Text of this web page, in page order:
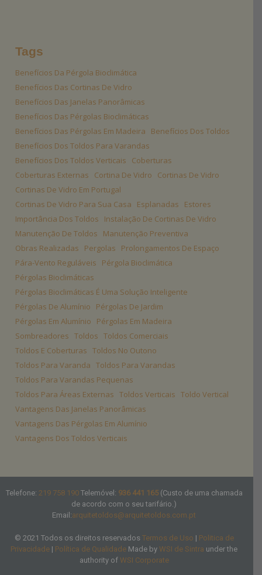
Tags
Benefícios Da Pérgola Bioclimática
Benefícios Das Cortinas De Vidro
Benefícios Das Janelas Panorâmicas
Benefícios Das Pérgolas Bioclimáticas
Benefícios Das Pérgolas Em Madeira
Benefícios Dos Toldos
Benefícios Dos Toldos Para Varandas
Benefícios Dos Toldos Verticais
Coberturas
Coberturas Externas
Cortina De Vidro
Cortinas De Vidro
Cortinas De Vidro Em Portugal
Cortinas De Vidro Para Sua Casa
Esplanadas
Estores
Importância Dos Toldos
Instalação De Cortinas De Vidro
Manutenção De Toldos
Manutenção Preventiva
Obras Realizadas
Pergolas
Prolongamentos De Espaço
Pára-Vento Reguláveis
Pérgola Bioclimática
Pérgolas Bioclimáticas
Pérgolas Bioclimáticas É Uma Solução Inteligente
Pérgolas De Alumínio
Pérgolas De Jardim
Pérgolas Em Alumínio
Pérgolas Em Madeira
Sombreadores Toldos Toldos Comerciais
Toldos E Coberturas Toldos No Outono
Toldos Para Varanda Toldos Para Varandas
Toldos Para Varandas Pequenas
Toldos Para Áreas Externas Toldos Verticais Toldo Vertical
Vantagens Das Janelas Panorâmicas
Vantagens Das Pérgolas Em Alumínio
Vantagens Dos Toldos Verticais
Telefone: 219 758 190Telemóvel: 936 441 165 (Custo de uma chamada
de acordo com o seu tarifário.)
Email:arquitetoldos@arquitetoldos.com.pt
© 2021 Todos os direitos reservados Termos de Uso | Politica de
Privacidade | Política de Qualidade Made by WSI de Sintra under the
authority of WSI Corporate